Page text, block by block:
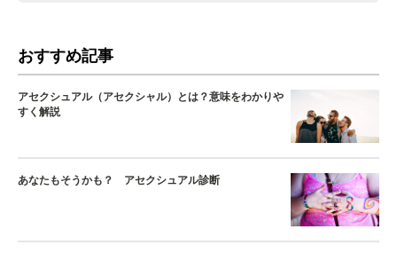
おすすめ記事
アセクシュアル（アセクシャル）とは？意味をわかりや
すく解説
あなたもそうかも？ アセクシュアル診断